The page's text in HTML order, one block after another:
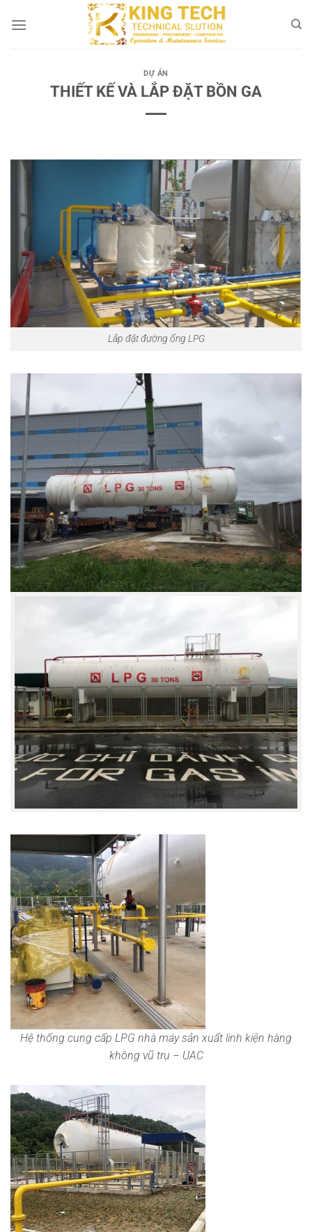
qua
DỰ ÁN
THIẾT KẾ VÀ LẮP ĐẶT BỒN GA
Lắp đặt đường ống LPG
Hệ thống cung cấp LPG nhà máy sản xuất linh kiện hàng
không vũ trụ – UAC